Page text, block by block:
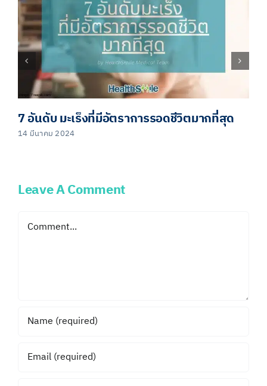
7 อันดับ มะเร็งที่มีอัตราการรอดชีวิตมากที่สุด
14 มีนาคม 2024
Leave A Comment